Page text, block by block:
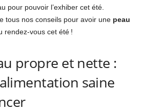
pour pouvoir l’exhiber cet été.
tous nos conseils pour avoir une peau
rendez-vous cet été !
propre et nette :
saine